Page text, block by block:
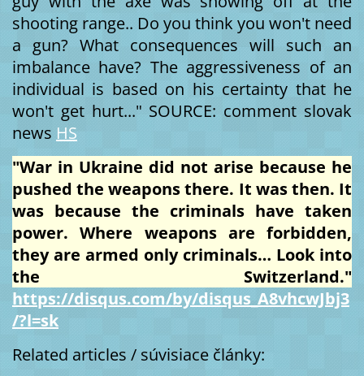
shooting range.. Do you think you won't need
a gun? What consequences will such an
imbalance have? The aggressiveness of an
individual is based on his certainty that he
won't get hurt..." SOURCE: comment slovak
news HS
"War in Ukraine did not arise because he
pushed the weapons there. It was then. It
was because the criminals have taken
power. Where weapons are forbidden,
they are armed only criminals… Look into
the Switzerland."
https://disqus.com/by/disqus_A8vhcwJbj3
/?l=sk
Related articles / súvisiace články: